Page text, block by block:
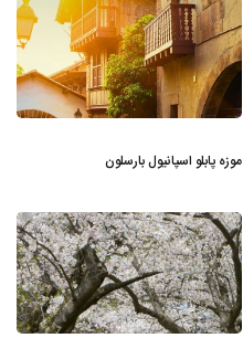
موزه پابلو اسپانیول بارسلون